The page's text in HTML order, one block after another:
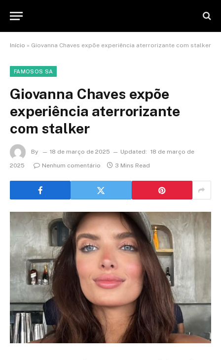
Início » Giovanna Chaves expõe experiência aterrorizante com stalker
FAMOSOS SA
Giovanna Chaves expõe
experiência aterrorizante
com stalker
By 18 de março de 2025 Updated: 18 de março de
2025
Nenhum comentário 3 Mins Read